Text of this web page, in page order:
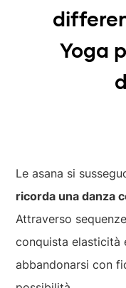
Yoga
Le asana si
ricorda una danza
Attraverso
conquista elasticità
abbandonarsi con